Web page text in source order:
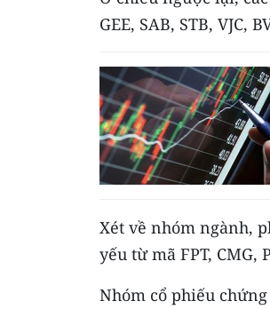
GEE, SAB, STB, VJC,
Xét về nhóm ngành,
yếu từ mã FPT,
Nhóm cổ phiếu